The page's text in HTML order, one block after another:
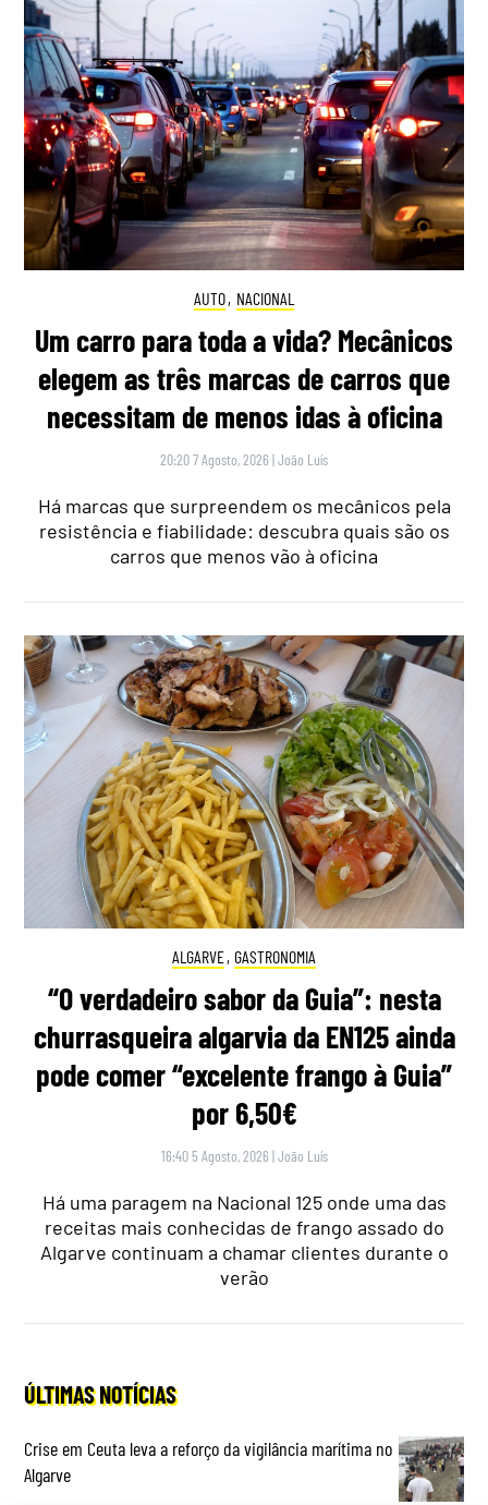
AUTO, NACIONAL
Um carro para toda a vida? Mecânicos
elegem as três marcas de carros que
necessitam de menos idas à oficina
20:20 7 Agosto, 2026 |João Luís
Há marcas que surpreendem os mecânicos pela
resistência e fiabilidade: descubra quais são os
carros que menos vão à oficina
ALGARVE, GASTRONOMIA
“O verdadeiro sabor da Guia”: nesta
churrasqueira algarvia da EN125 ainda
pode comer “excelente frango à Guia”
por 6,50€
16:40 5 Agosto, 2026 |João Luís
Há uma paragem na Nacional 125 onde uma das
receitas mais conhecidas de frango assado do
Algarve continuam a chamar clientes durante o
verão
ÚLTIMAS NOTÍCIAS
Crise em Ceuta leva a reforço da vigilância marítima no
Algarve